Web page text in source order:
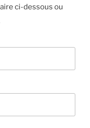
ci-dessous ou